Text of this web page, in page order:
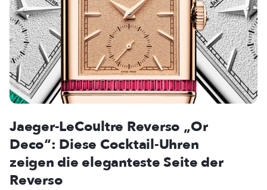
Jaeger-LeCoultre Reverso „Or
Deco“: Diese Cocktail-Uhren
zeigen die eleganteste Seite der
Reverso